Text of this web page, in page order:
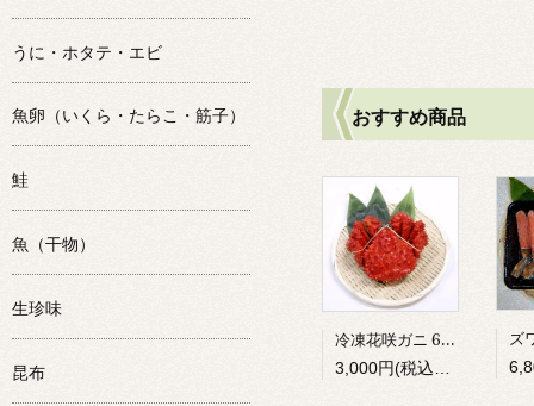
おすすめ商品
冷凍花咲ガニ 650g前後
うに・ホタテ・エビ
魚卵（いくら・たらこ・筋子）
鮭
魚（干物）
生珍味
昆布